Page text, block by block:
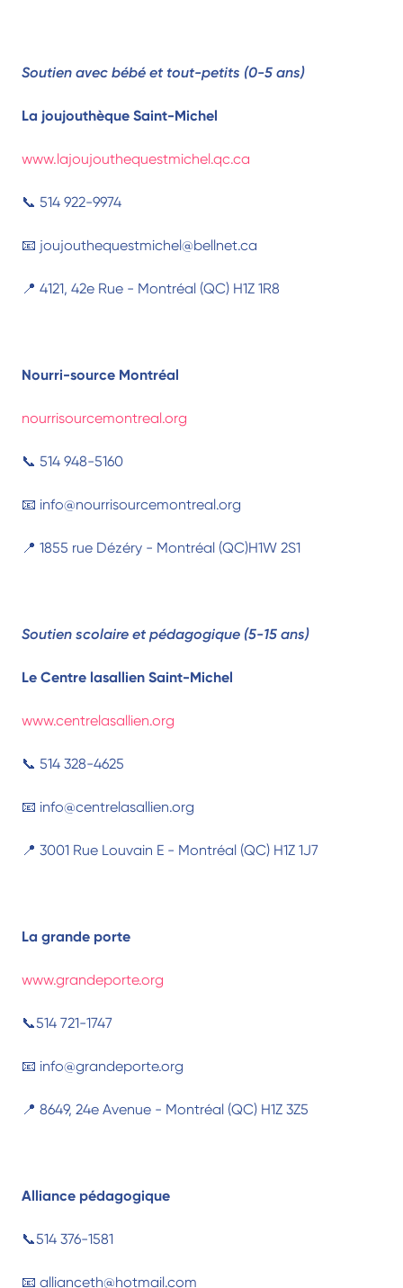
Soutien avec bébé et tout-petits (0-5 ans)
La joujouthèque Saint-Michel
www.lajoujouthequestmichel.qc.ca
📞 514 922-9974
📧 joujouthequestmichel@bellnet.ca
📍 4121, 42e Rue - Montréal (QC) H1Z 1R8
Nourri-source Montréal
nourrisourcemontreal.org
📞 514 948-5160
📧 info@nourrisourcemontreal.org
📍 1855 rue Dézéry - Montréal (QC)H1W 2S1
Soutien scolaire et pédagogique (5-15 ans)
Le Centre lasallien Saint-Michel
www.centrelasallien.org
📞 514 328-4625
📧 info@centrelasallien.org
📍 3001 Rue Louvain E - Montréal (QC) H1Z 1J7
La grande porte
www.grandeporte.org
📞514 721-1747
📧 info@grandeporte.org
📍 8649, 24e Avenue - Montréal (QC) H1Z 3Z5
Alliance pédagogique
📞514 376-1581
📧 allianceth@hotmail.com